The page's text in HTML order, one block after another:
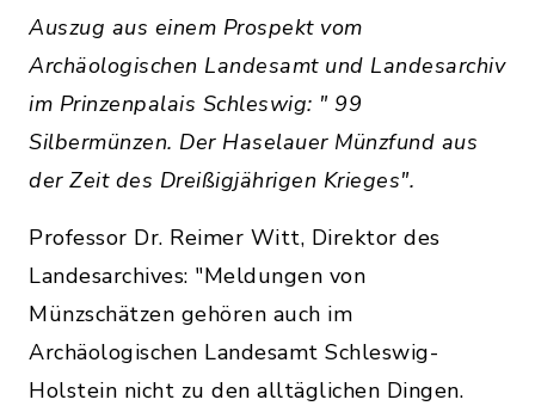
Auszug aus einem Prospekt vom
Archäologischen Landesamt und Landesarchiv
im Prinzenpalais Schleswig: " 99
Silbermünzen. Der Haselauer Münzfund aus
der Zeit des Dreißigjährigen Krieges".
Professor Dr. Reimer Witt, Direktor des
Landesarchives: "Meldungen von
Münzschätzen gehören auch im
Archäologischen Landesamt Schleswig-
Holstein nicht zu den alltäglichen Dingen.